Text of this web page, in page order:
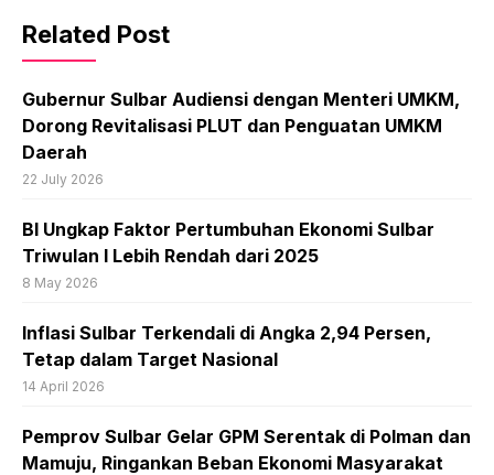
Related Post
Gubernur Sulbar Audiensi dengan Menteri UMKM,
Dorong Revitalisasi PLUT dan Penguatan UMKM
Daerah
22 July 2026
BI Ungkap Faktor Pertumbuhan Ekonomi Sulbar
Triwulan I Lebih Rendah dari 2025
8 May 2026
Inflasi Sulbar Terkendali di Angka 2,94 Persen,
Tetap dalam Target Nasional
14 April 2026
Pemprov Sulbar Gelar GPM Serentak di Polman dan
Mamuju, Ringankan Beban Ekonomi Masyarakat